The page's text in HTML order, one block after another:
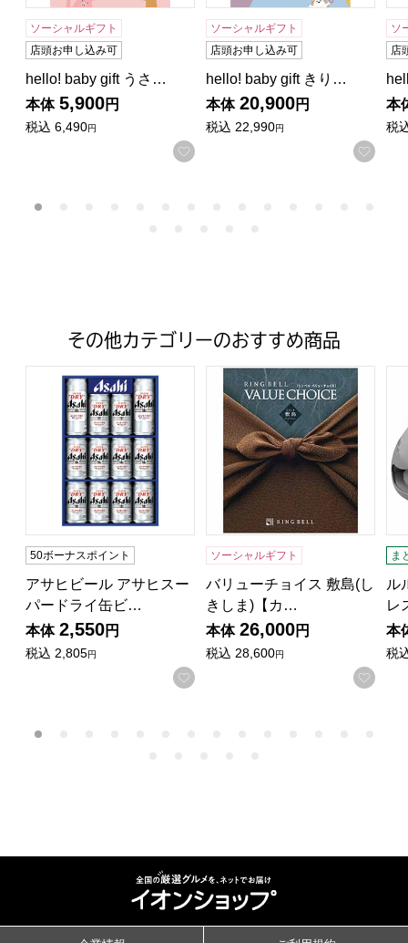
ソーシャルギフト
店頭お申し込み可
hello! baby gift うさ…
本体 5,900円
税込 6,490円
お気に入りに登録する
ソーシャルギフト
店頭お申し込み可
hello! baby gift きり…
本体 20,900円
税込 22,990円
お気
ソ
店
本
税
その他カテゴリーのおすすめ商品
アサヒビール アサヒスーパードライ缶ビールセット【夏
50ボーナスポイント
アサヒビール アサヒスー
パードライ缶ビ…
本体 2,550円
税込 2,805円
お気に入りに登録する
バリューチョイス 敷島(しき
ソーシャルギフト
バリューチョイス 敷島(し
きしま)【カ…
本体 26,000円
税込 28,600円
お気
ま
ル
レ
本
税